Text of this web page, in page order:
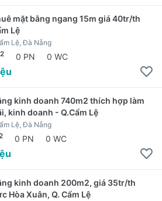
mặt bằng ngang 15m giá 40tr/th
Lệ
Lệ, Đà Nẵng
2 0 PN 0 WC
kinh doanh 740m2 thích hợp làm
kinh doanh - Q.Cẩm Lệ
Lệ, Đà Nẵng
0 PN 0 WC
kinh doanh 200m2, giá 35tr/th
Hòa Xuân, Q. Cẩm Lệ